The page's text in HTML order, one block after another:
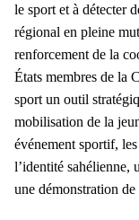
le sport et à détecter
régional en pleine
renforcement de la
États membres de la
sport un outil
mobilisation de la
événement sportif,
l’identité sahélienne,
une démonstration